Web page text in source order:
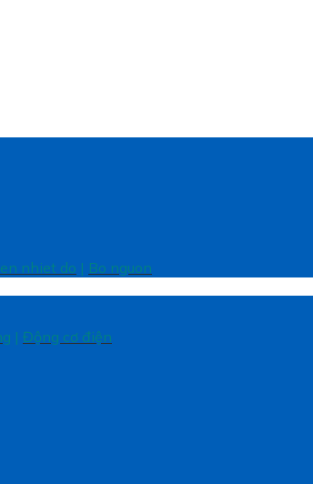
nhiet do | Bo nguon
| Động cơ điện